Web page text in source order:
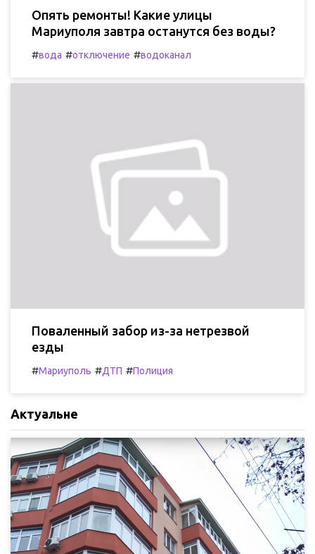
Опять ремонты! Какие улицы
Мариуполя завтра останутся без воды?
#вода #отключение #водоканал
Поваленный забор из-за нетрезвой
езды
#Мариуполь #ДТП #Полиция
Актуальне